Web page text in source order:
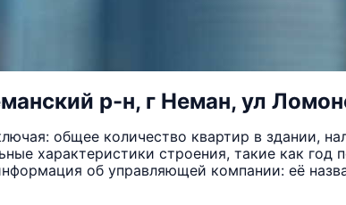
р-н, г Неман, ул
общее количество квартир в здании,
характеристики строения, такие как год
об управляющей компании: её